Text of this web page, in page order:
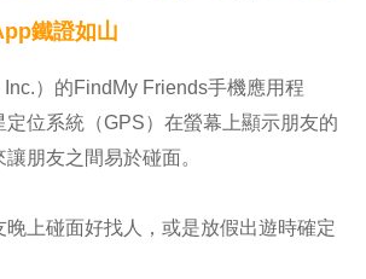
鐵證如山
）的FindMy Friends手機應用程
定位系統（GPS）在螢幕上顯示朋友的
朋友之間易於碰面。
晚上碰面好找人，或是放假出遊時確定